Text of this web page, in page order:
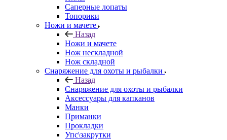
Саперные лопаты
Топорики
Ножи и мачете
Назад
Ножи и мачете
Нож нескладной
Нож складной
Снаряжение для охоты и рыбалки
Назад
Снаряжение для охоты и рыбалки
Аксессуары для капканов
Манки
Приманки
Прокладки
Упс\закрутки